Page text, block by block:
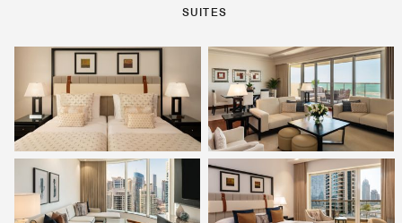
SUITES